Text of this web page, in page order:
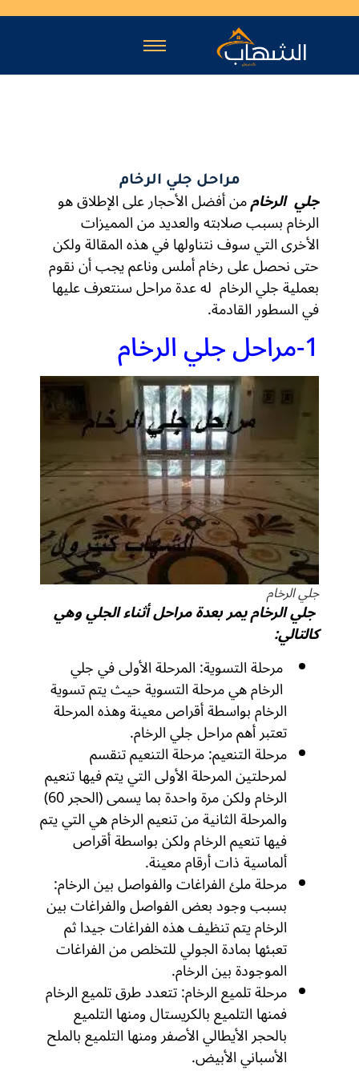
مراحل جلي الرخام
جلي الرخاممن أفضل الأحجار على الإطلاق هو
الرخام بسبب صلابته والعديد من المميزات
الأخرى التي سوف نتناولها في هذه المقالة ولكن
حتى نحصل على رخام أملس وناعم يجب أن نقوم
بعملية جلي الرخام له عدة مراحل سنتعرف عليها
في السطور القادمة.
1-مراحل جلي الرخام
جلي الرخام
جلي الرخام يمر بعدة مراحل أثناء الجلي وهي
كالتالي:
مرحلة التسوية: المرحلة الأولى في جلي
الرخام هي مرحلة التسوية حيث يتم تسوية
الرخام بواسطة أقراص معينة وهذه المرحلة
تعتبر أهم مراحل جلي الرخام.
مرحلة التنعيم: مرحلة التنعيم تنقسم
لمرحلتين المرحلة الأولى التي يتم فيها تنعيم
الرخام ولكن مرة واحدة بما يسمى (الحجر 60)
والمرحلة الثانية من تنعيم الرخام هي التي يتم
فيها تنعيم الرخام ولكن بواسطة أقراص
ألماسية ذات أرقام معينة.
مرحلة ملئ الفراغات والفواصل بين الرخام:
بسبب وجود بعض الفواصل والفراغات بين
الرخام يتم تنظيف هذه الفراغات جيدا ثم
تعبئها بمادة الجولي للتخلص من الفراغات
الموجودة بين الرخام.
مرحلة تلميع الرخام: تتعدد طرق تلميع الرخام
فمنها التلميع بالكريستال ومنها التلميع
بالحجر الأيطالي الأصفر ومنها التلميع بالملح
الأسباني الأبيض.